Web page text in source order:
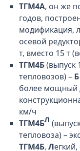
ТГМ4А, он же
годов,
модификация,
осевой
т, вместо 15 т
ТГМ4Б(выпуск
тепловозов) – Б
более мощный
км/ч
ТГМ4БЛ
тепловоза) –
ТГМ4Б, Л